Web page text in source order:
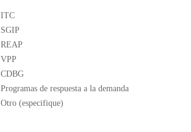
ITC
SGIP
REAP
VPP
CDBG
Programas de respuesta a la demanda
Otro (especifique)